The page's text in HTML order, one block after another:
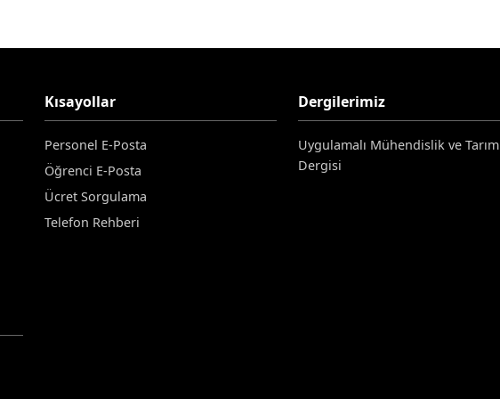
Kısayollar
Personel E-Posta
Öğrenci E-Posta
Ücret Sorgulama
Telefon Rehberi
Dergilerimiz
Uygulamalı Mühendislik ve Tarım
Dergisi